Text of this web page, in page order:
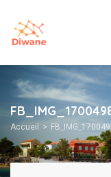
Accueil